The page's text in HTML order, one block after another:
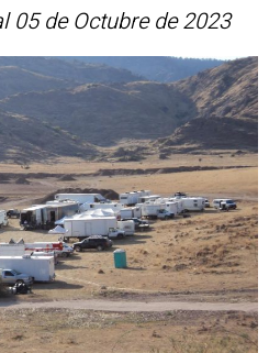
05 de Octubre de 2023